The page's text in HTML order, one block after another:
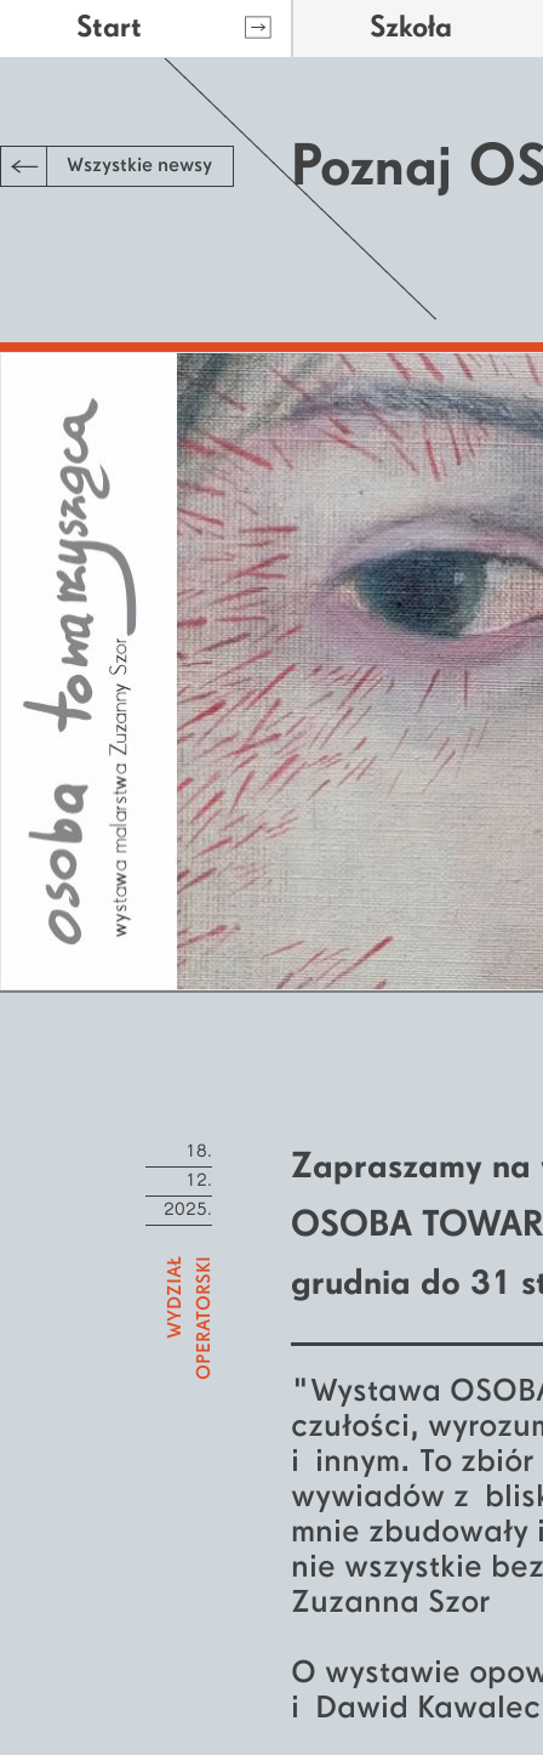
Start Szkoła
Poznaj
Wszystkie newsy
18.
12.
2025.
WYDZIAŁOPERATORSKI
Zapraszamy
OSOBA
grudnia do 31
"Wystawa
czułości,
i innym. To
wywiadów z
mnie
nie wszystkie
Zuzanna Szor
O wystawie
i Dawid